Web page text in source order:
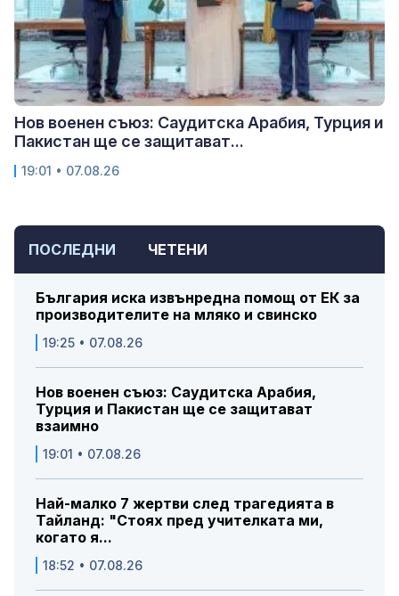
ПОСЛЕДНИ ЧЕТЕНИ
България иска извънредна помощ от ЕК за
производителите на мляко и свинско
19:25 • 07.08.26
Нов военен съюз: Саудитска Арабия,
Турция и Пакистан ще се защитават
взаимно
19:01 • 07.08.26
Най-малко 7 жертви след трагедията в
Тайланд: "Стоях пред учителката ми,
когато я...
18:52 • 07.08.26
Нов военен съюз: Саудитска Арабия, Турция и
Пакистан ще се защитават...
19:01 • 07.08.26